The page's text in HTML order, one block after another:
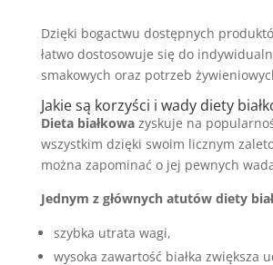
Dzięki bogactwu dostępnych
łatwo dostosowuje się do
smakowych oraz potrzeb
Jakie są korzyści i wady diety
Dieta białkowazyskuje na
wszystkim dzięki swoim licznym
można zapominać o jej pewnych
Jednym z głównych atutów diety
szybka utrata wagi,
wysoka zawartość białka zwiększa